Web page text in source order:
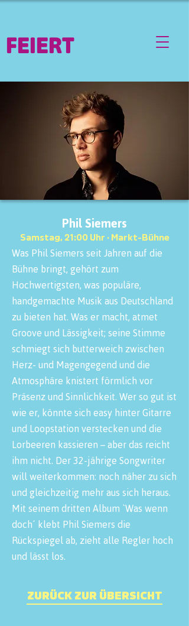
FEIERT
Phil Siemers
Samstag, 21:00 Uhr · Markt-Bühne
Was Phil Siemers seit Jahren auf die
Bühne bringt, gehört zum
Hochwertigsten, was populäre,
handgemachte Musik aus Deutschland
zu bieten hat. Was er macht, atmet
Groove und Lässigkeit; seine Stimme
schmiegt sich butterweich zwischen
Herz- und Magengegend und die
Atmosphäre knistert förmlich vor
Präsenz und Sinnlichkeit. Wer so gut ist
wie er, könnte sich easy hinter Gitarre
und Loopstation verstecken und die
Lorbeeren kassieren – aber das reicht
ihm nicht. Der 32-jährige Songwriter
will weiterkommen: noch näher zu sich
und gleichzeitig mehr aus sich heraus.
Mit seinem dritten Album `Was wenn
doch´ klebt Phil Siemers die
Rückspiegel ab, zieht alle Regler hoch
und lässt los.
ZURÜCK ZUR ÜBERSICHT